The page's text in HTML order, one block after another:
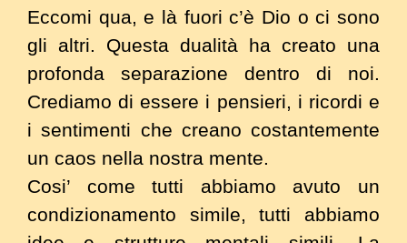
Eccomi qua, e là fuori c’è Dio o ci sono
gli altri. Questa dualità ha creato una
profonda separazione dentro di noi.
Crediamo di essere i pensieri, i ricordi e
i sentimenti che creano costantemente
un caos nella nostra mente.
Cosi’ come tutti abbiamo avuto un
condizionamento simile, tutti abbiamo